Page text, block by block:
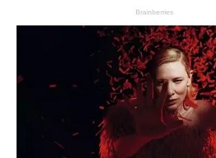
Brainberries